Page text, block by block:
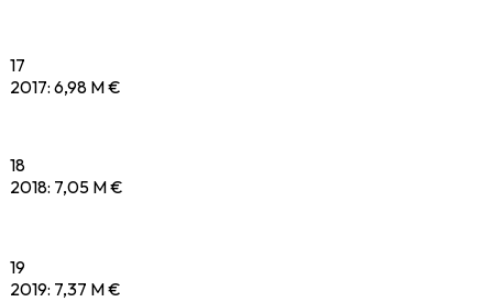
17
2017: 6,98 M €
18
2018: 7,05 M €
19
2019: 7,37 M €